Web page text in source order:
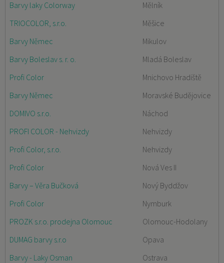
Barvy laky Colorway
Mělník
TRIOCOLOR, s.r.o.
Měšice
Barvy Němec
Mikulov
Barvy Boleslav s. r. o.
Mladá Boleslav
Profi Color
Mnichovo Hradiště
Barvy Němec
Moravské Budějovice
DOMIVO s.r.o.
Náchod
PROFI COLOR - Nehvizdy
Nehvizdy
Profi Color, s.r.o.
Nehvizdy
Profi Color
Nová Ves II
Barvy – Věra Bučková
Nový Byddžov
Profi Color
Nymburk
PROZK s.r.o. prodejna Olomouc
Olomouc-Hodolany
DUMAG barvy s.r.o
Opava
Barvy - Laky Osman
Ostrava